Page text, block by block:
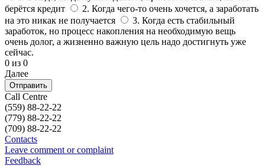
берётся кредит
2. Когда чего-то очень хочется, а заработать
на это никак не получается
3. Когда есть стабильный
заработок, но процесс накопления на необходимую вещь
очень долог, а жизненно важную цель надо достигнуть уже
сейчас.
0 из 0
Далее
Call Centre
(559) 88-22-22
(779) 88-22-22
(709) 88-22-22
Contacts
Leave comment or complaint
Feedback